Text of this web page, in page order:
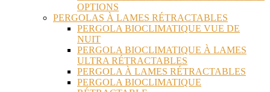
OPTIONS
PERGOLAS À LAMES RÉTRACTABLES
PERGOLA BIOCLIMATIQUE VUE DE
NUIT
PERGOLA BIOCLIMATIQUE À LAMES
ULTRA RÉTRACTABLES
PERGOLA À LAMES RÉTRACTABLES
PERGOLA BIOCLIMATIQUE